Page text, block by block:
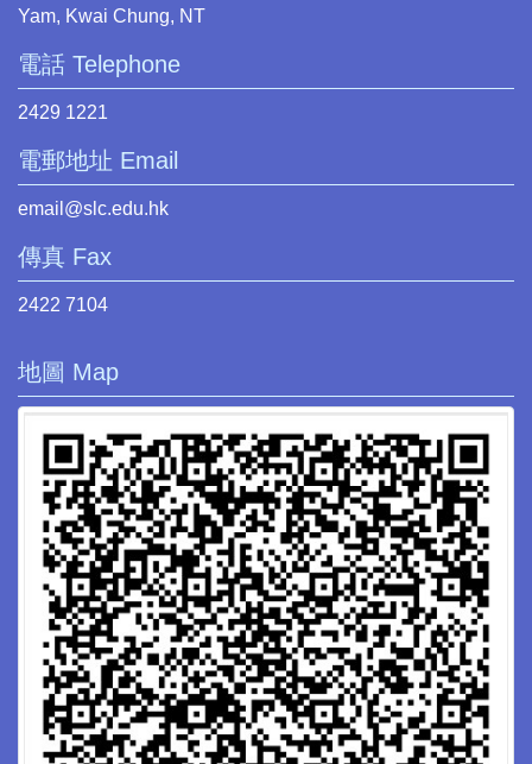
Yam, Kwai Chung, NT
電話 Telephone
2429 1221
電郵地址 Email
email@slc.edu.hk
傳真 Fax
2422 7104
地圖 Map